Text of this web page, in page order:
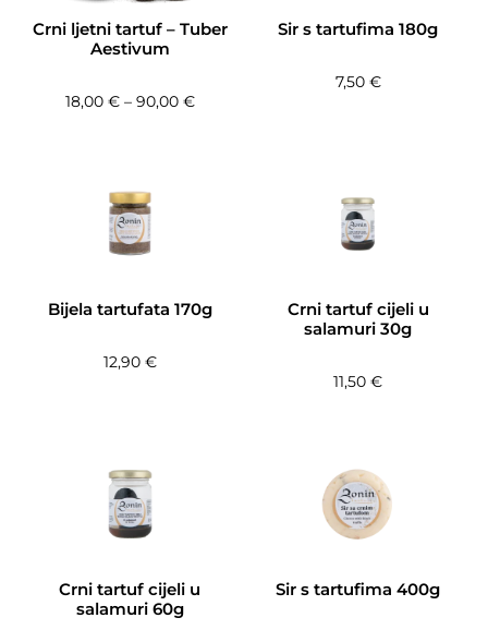
Crni ljetni tartuf – Tuber
Aestivum
18,00 € – 90,00 €Raspon cijena: od 18,00 € do 90,00 €
Sir s tartufima 180g
7,50 €
Bijela tartufata 170g
12,90 €
Crni tartuf cijeli u
salamuri 30g
11,50€
Crni tartuf cijeli u
salamuri 60g
Sir s tartufima 400g